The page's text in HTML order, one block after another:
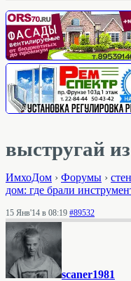
выстругай
ИмхоДом › Форумы ›
дом: где брали
15 Янв'14 в 08:19 #89532
scaner1981